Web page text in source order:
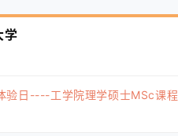
学
验日----工学院理学硕士MSc课